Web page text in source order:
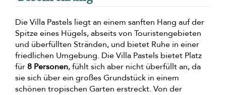
Die Villa Pastels liegt an einem sanften Hang auf der
Spitze eines Hügels, abseits von Touristengebieten
und überfüllten Stränden, und bietet Ruhe in einer
friedlichen Umgebung. Die Villa Pastels bietet Platz
für8 Personen, fühlt sich aber nicht überfüllt an, da
sie sich über ein großes Grundstück in einem
schönen tropischen Garten erstreckt. Von der